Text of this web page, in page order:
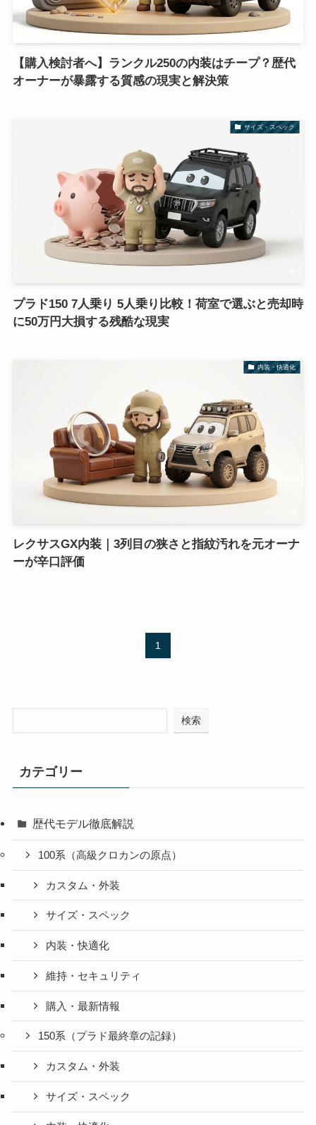
【購入検討者へ】ランクル250の内装はチープ？歴代
オーナーが暴露する質感の現実と解決策
サイズ・スペック
プラド150 7人乗り 5人乗り比較！荷室で選ぶと売却時
に50万円大損する残酷な現実
内装・快適化
レクサスGX内装｜3列目の狭さと指紋汚れを元オーナ
ーが辛口評価
1
検索
カテゴリー
歴代モデル徹底解説
100系（高級クロカンの原点）
カスタム・外装
サイズ・スペック
内装・快適化
維持・セキュリティ
購入・最新情報
150系（プラド最終章の記録）
カスタム・外装
サイズ・スペック